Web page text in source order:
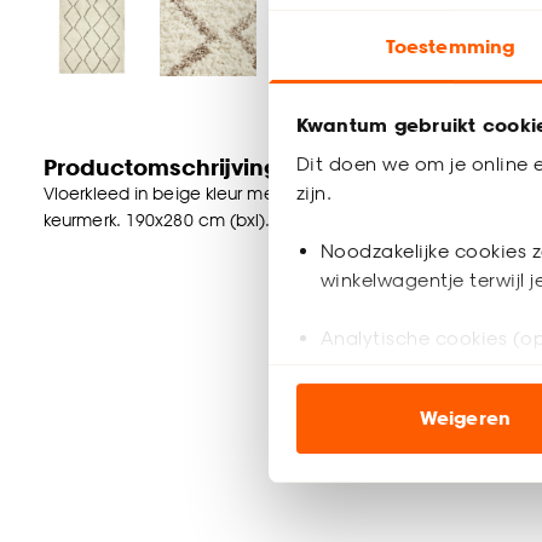
Toestemming
Kwantum gebruikt
Dit doen we om je online
zijn.
Noodzakelijke cookies
winkelwagentje terwijl
Analytische cookies
ook buiten de
Klik op ‘Ja, alles
noodzakelijke cookies
Weigeren
Productomschrijving
Vloerkleed in beige kleur met ruit patroon. Veerkrachtig,
keurmerk. 190x280 cm (bxl).